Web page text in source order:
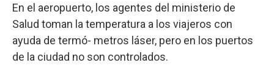
En el aeropuerto, los agentes del ministerio de
Salud toman la temperatura a los viajeros con
ayuda de termó- metros láser, pero en los puertos
de la ciudad no son controlados.